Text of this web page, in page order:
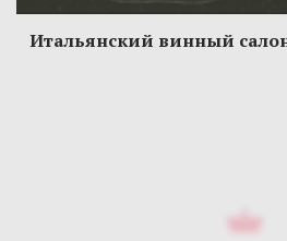
Итальянский винный